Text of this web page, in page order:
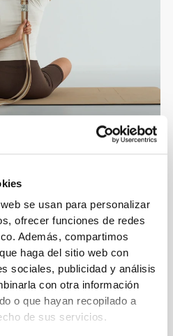
se usan para personalizar
ofrecer funciones de redes
Además, compartimos
haga del sitio web con
sociales, publicidad y análisis
con otra información
o que hayan recopilado a
de sus servicios.